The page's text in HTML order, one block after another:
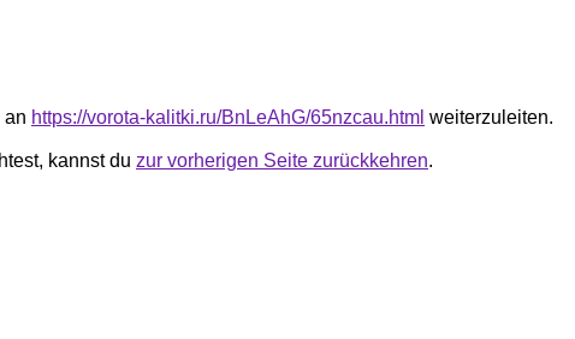
an https://vorota-kalitki.ru/BnLeAhG/65nzcau.html weiterzuleiten.
kannst du zur vorherigen Seite zurückkehren.